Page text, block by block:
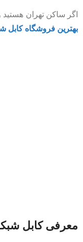
اگر ساکن تهران هستید
بهترین فروشگاه کابل
معرفی کابل